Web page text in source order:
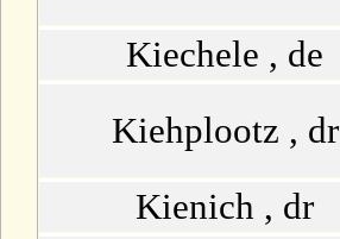
Kiechele , de
Kiehplootz , dr
Kienich , dr